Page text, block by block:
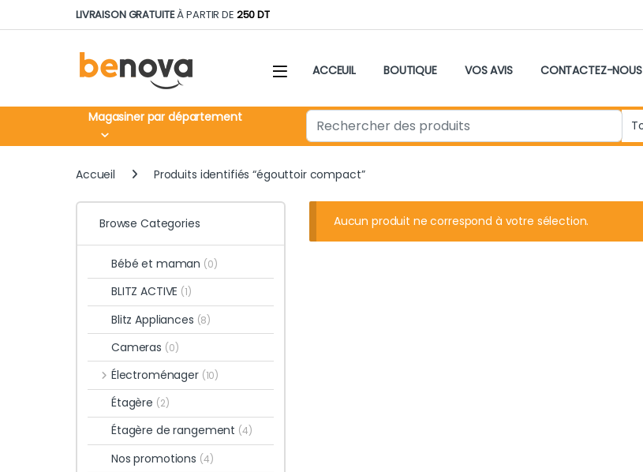
Skip to navigation
Skip to contentLIVRAISON GRATUITEÀ PARTIR DE 250 DT
ACCEUIL BOUTIQUE VOS AVIS CONTACTEZ-NOUS
Magasiner par département Search for:
Accueil Produits identifiés “égouttoir compact”
Aucun produit ne correspond à votre sélection.
Browse Categories
Bébé et maman (0)
BLITZ ACTIVE (1)
Blitz Appliances (8)
Cameras (0)
Électroménager (10)
Étagère (2)
Étagère de rangement (4)
Nos promotions (4)